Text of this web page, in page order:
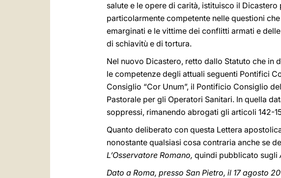
salute e le opere di carità, istituisco il
particolarmente competente nelle questioni
emarginati e le vittime dei conflitti armati e
di schiavitù e di tortura.
Nel nuovo Dicastero, retto dallo Statuto che in
le competenze degli attuali seguenti Pontifici
Consiglio “Cor Unum”, il Pontificio Consiglio
Pastorale per gli Operatori Sanitari. In quella
soppressi, rimanendo abrogati gli articoli 142-
Quanto deliberato con questa Lettera
nonostante qualsiasi cosa contraria anche se
L’Osservatore Romano, quindi pubblicato sugli
Dato a Roma, presso San Pietro, il 17 agosto